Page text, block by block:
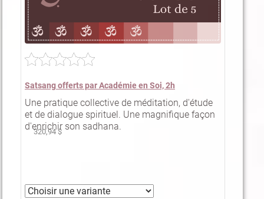
Satsang offerts par Académie en Soi, 2h
Une pratique collective de méditation, d'étude
et de dialogue spirituel. Une magnifique façon
d'enrichir son sadhana.
320,94 $